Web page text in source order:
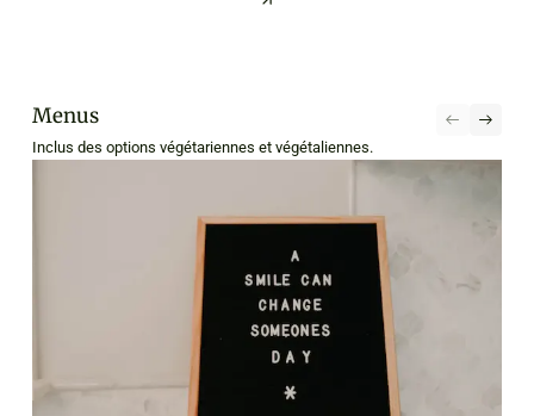
Menus
Inclus des options végétariennes et végétaliennes.